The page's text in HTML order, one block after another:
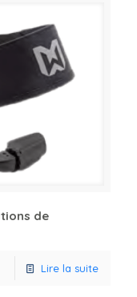
de
Lire la suite